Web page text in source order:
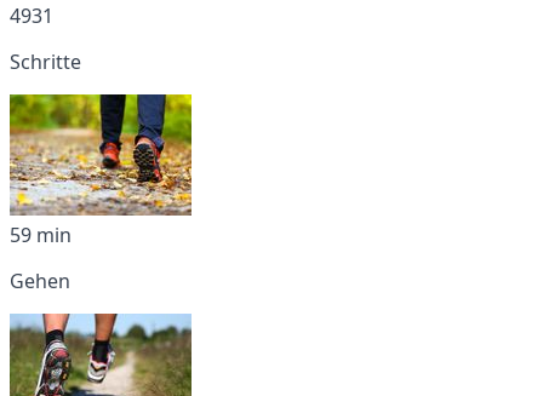
4931
Schritte
59 min
Gehen